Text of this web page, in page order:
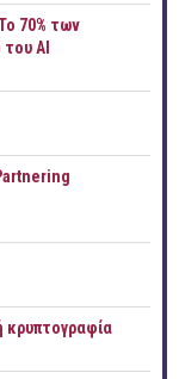
70% των
AI
κρυπτογραφία